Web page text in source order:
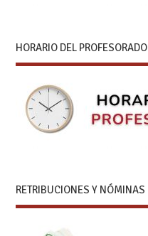
HORARIO DEL PROFESORADO
RETRIBUCIONES Y NÓMINAS